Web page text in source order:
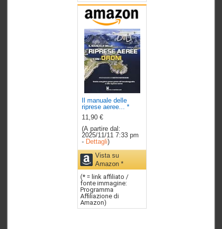
Il manuale delle
riprese aeree... *
11,90 €
(A partire dal:
2025/11/11 7:33 pm
- Dettagli)
Vista su
Amazon *
(* = link affiliato /
fonte immagine:
Programma
Affiliazione di
Amazon)